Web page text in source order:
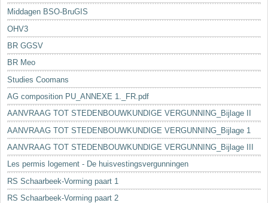
Middagen BSO-BruGIS
OHV3
BR GGSV
BR Meo
Studies Coomans
AG composition PU_ANNEXE 1._FR.pdf
AANVRAAG TOT STEDENBOUWKUNDIGE VERGUNNING_Bijlage II
AANVRAAG TOT STEDENBOUWKUNDIGE VERGUNNING_Bijlage 1
AANVRAAG TOT STEDENBOUWKUNDIGE VERGUNNING_Bijlage III
Les permis logement - De huisvestingsvergunningen
RS Schaarbeek-Vorming paart 1
RS Schaarbeek-Vorming paart 2